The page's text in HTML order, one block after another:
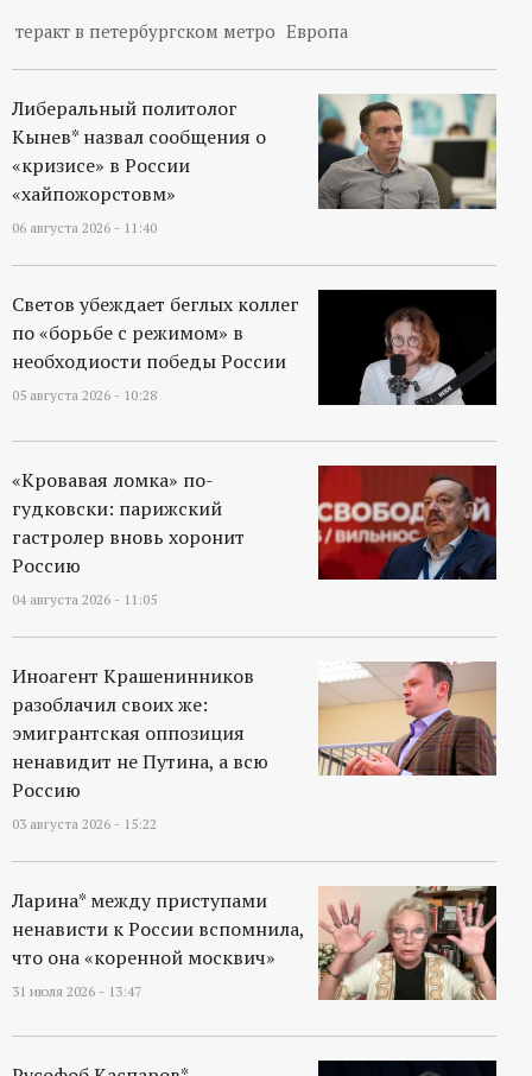
теракт в петербургском метро Европа
Либеральный политолог
Кынев* назвал сообщения о
«кризисе» в России
«хайпожорстовм»
06 августа 2026 - 11:40
Светов убеждает беглых коллег
по «борьбе с режимом» в
необходиости победы России
05 августа 2026 - 10:28
«Кровавая ломка» по-
гудковски: парижский
гастролер вновь хоронит
Россию
04 августа 2026 - 11:05
Иноагент Крашенинников
разоблачил своих же:
эмигрантская оппозиция
ненавидит не Путина, а всю
Россию
03 августа 2026 - 15:22
Ларина* между приступами
ненависти к России вспомнила,
что она «коренной москвич»
31 июля 2026 - 13:47